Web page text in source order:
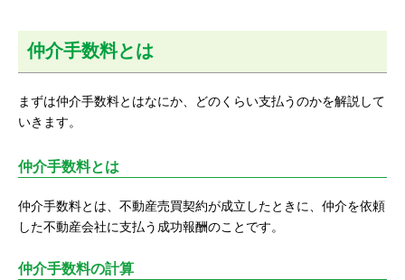
仲介手数料とは
まずは仲介手数料とはなにか、どのくらい支払うのかを解説して
いきます。
仲介手数料とは
仲介手数料とは、不動産売買契約が成立したときに、仲介を依頼
した不動産会社に支払う成功報酬のことです。
仲介手数料の計算